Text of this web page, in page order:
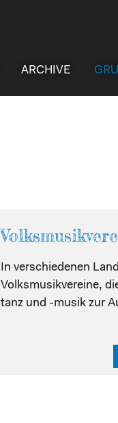
ARCHIVE
In verschiedenen
Volksmusikvereine,
tanz und -musik zur